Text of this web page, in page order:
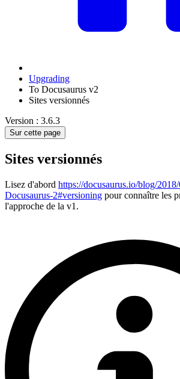
Upgrading
To Docusaurus v2
Sites versionnés
Version : 3.6.3
Sur cette page
Sites versionnés
Lisez d'abord https://docusaurus.io/blog/
Docusaurus-2#versioning pour connaître les
l'approche de la v1.